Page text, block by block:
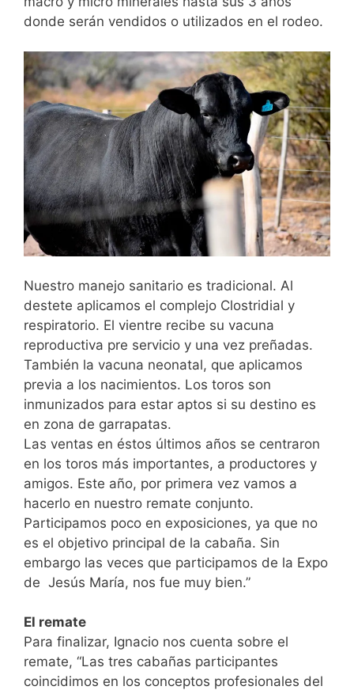
donde serán vendidos o utilizados en el rodeo.
Nuestro manejo sanitario es tradicional. Al
destete aplicamos el complejo Clostridial y
respiratorio. El vientre recibe su vacuna
reproductiva pre servicio y una vez preñadas.
También la vacuna neonatal, que aplicamos
previa a los nacimientos. Los toros son
inmunizados para estar aptos si su destino es
en zona de garrapatas.
Las ventas en éstos últimos años se centraron
en los toros más importantes, a productores y
amigos. Este año, por primera vez vamos a
hacerlo en nuestro remate conjunto.
Participamos poco en exposiciones, ya que no
es el objetivo principal de la cabaña. Sin
embargo las veces que participamos de la Expo
de Jesús María, nos fue muy bien.”
El remate
Para finalizar, Ignacio nos cuenta sobre el
remate, “Las tres cabañas participantes
coincidimos en los conceptos profesionales del